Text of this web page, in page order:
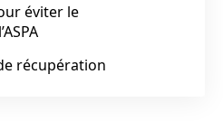
éviter le
récupération